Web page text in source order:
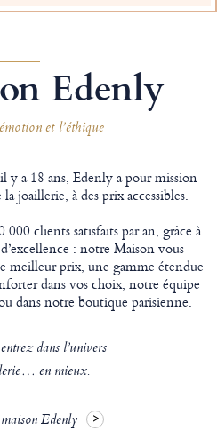
Edenly
et l’éthique
y a 18 ans, Edenly a pour mission
joaillerie, à des prix accessibles.
clients satisfaits par an, grâce à
: notre Maison vous
meilleur prix, une gamme étendue
dans vos choix, notre équipe
dans notre boutique parisienne.
dans l’univers
en mieux.
Edenly